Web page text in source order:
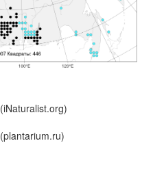
(iNaturalist.org)
(plantarium.ru)